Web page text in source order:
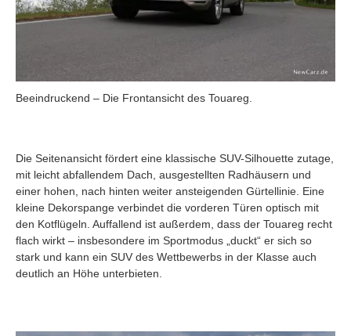
Beeindruckend – Die Frontansicht des Touareg.
Die Seitenansicht fördert eine klassische SUV-Silhouette zutage,
mit leicht abfallendem Dach, ausgestellten Radhäusern und
einer hohen, nach hinten weiter ansteigenden Gürtellinie. Eine
kleine Dekorspange verbindet die vorderen Türen optisch mit
den Kotflügeln. Auffallend ist außerdem, dass der Touareg recht
flach wirkt – insbesondere im Sportmodus „duckt“ er sich so
stark und kann ein SUV des Wettbewerbs in der Klasse auch
deutlich an Höhe unterbieten.